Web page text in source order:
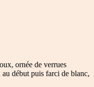
ornée de verrues
début puis farci de blanc,